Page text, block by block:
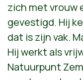
zich met vrouw
gevestigd. Hij
dat is zijn vak.
Hij werkt als
Natuurpunt